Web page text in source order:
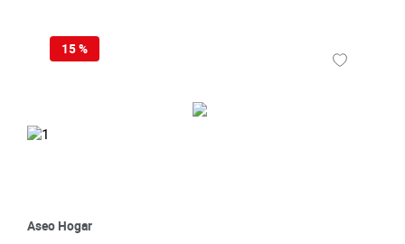
4.
cafe
10. papa
15 %
Aseo Hogar